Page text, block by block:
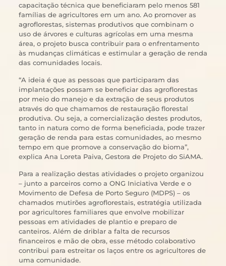
capacitação técnica que beneficiaram pelo menos 581
famílias de agricultores em um ano. Ao promover as
agroflorestas, sistemas produtivos que combinam o
uso de árvores e culturas agrícolas em uma mesma
área, o projeto busca contribuir para o enfrentamento
às mudanças climáticas e estimular a geração de renda
das comunidades locais.
“A ideia é que as pessoas que participaram das
implantações possam se beneficiar das agroflorestas
por meio do manejo e da extração de seus produtos
através do que chamamos de restauração florestal
produtiva. Ou seja, a comercialização destes produtos,
tanto in natura como de forma beneficiada, pode trazer
geração de renda para estas comunidades, ao mesmo
tempo em que promove a conservação do bioma”,
explica Ana Loreta Paiva, Gestora de Projeto do SiAMA.
Para a realização destas atividades o projeto organizou
– junto a parceiros como a ONG Iniciativa Verde e o
Movimento de Defesa de Porto Seguro (MDPS) – os
chamados mutirões agroflorestais, estratégia utilizada
por agricultores familiares que envolve mobilizar
pessoas em atividades de plantio e preparo de
canteiros. Além de driblar a falta de recursos
financeiros e mão de obra, esse método colaborativo
contribui para estreitar os laços entre os agricultores de
uma comunidade.